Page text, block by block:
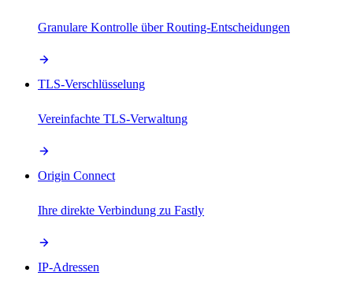
Granulare Kontrolle über Routing-Entscheidungen
TLS-Verschlüsselung
Vereinfachte TLS-Verwaltung
Origin Connect
Ihre direkte Verbindung zu Fastly
IP-Adressen